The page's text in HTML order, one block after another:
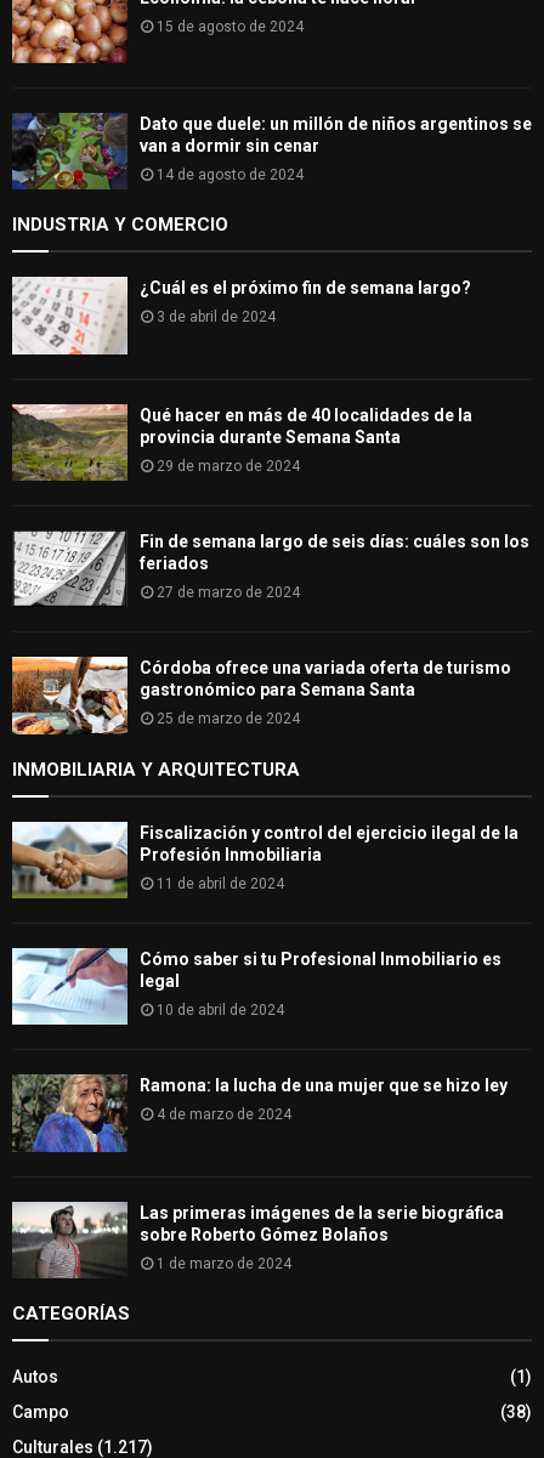
15 de agosto de 2024
Dato que duele: un millón de niños argentinos se
van a dormir sin cenar
14 de agosto de 2024
INDUSTRIA Y COMERCIO
¿Cuál es el próximo fin de semana largo?
3 de abril de 2024
Qué hacer en más de 40 localidades de la
provincia durante Semana Santa
29 de marzo de 2024
Fin de semana largo de seis días: cuáles son los
feriados
27 de marzo de 2024
Córdoba ofrece una variada oferta de turismo
gastronómico para Semana Santa
25 de marzo de 2024
INMOBILIARIA Y ARQUITECTURA
Fiscalización y control del ejercicio ilegal de la
Profesión Inmobiliaria
11 de abril de 2024
Cómo saber si tu Profesional Inmobiliario es
legal
10 de abril de 2024
Ramona: la lucha de una mujer que se hizo ley
4 de marzo de 2024
Las primeras imágenes de la serie biográfica
sobre Roberto Gómez Bolaños
1 de marzo de 2024
CATEGORÍAS
Autos
(1)
Campo
(38)
Culturales (1.217)